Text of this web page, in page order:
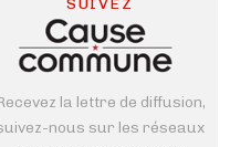
SUIVEZ
la lettre de diffusion,
nous sur les réseaux